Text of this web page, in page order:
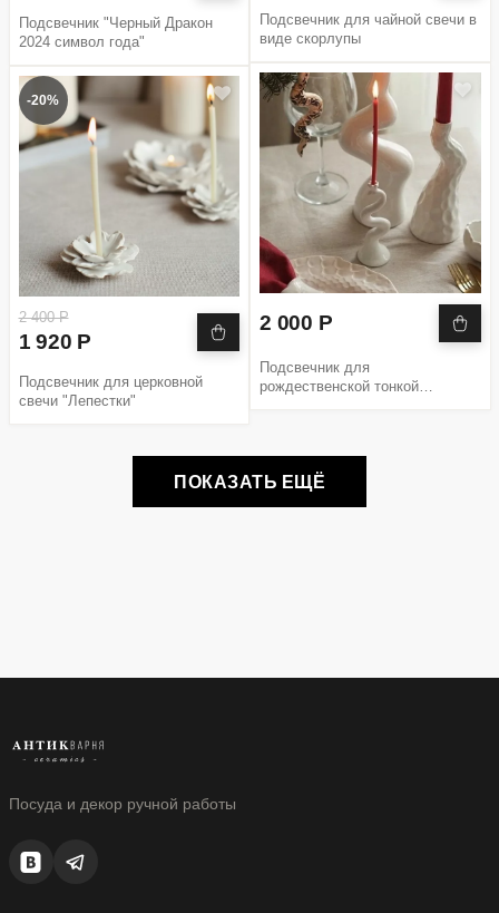
Подсвечник "Черный Дракон
2024 символ года"
-20%
2 400 Р
1 920 Р
Подсвечник для церковной
свечи "Лепестки"
Подсвечник для чайной свечи в
виде скорлупы
2 000 Р
Подсвечник для
рождественской тонкой
ПОКАЗАТЬ ЕЩЁ
Посуда и декор ручной работы